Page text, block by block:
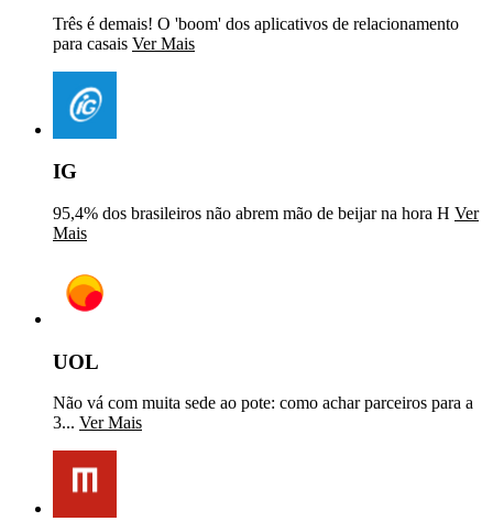
Três é demais! O 'boom' dos aplicativos de relacionamento
para casais Ver Mais
IG
95,4% dos brasileiros não abrem mão de beijar na hora H Ver
Mais
UOL
Não vá com muita sede ao pote: como achar parceiros para a
3... Ver Mais